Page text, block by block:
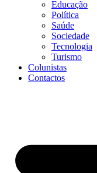
Educação
Política
Saúde
Sociedade
Tecnologia
Turismo
Colunistas
Contactos